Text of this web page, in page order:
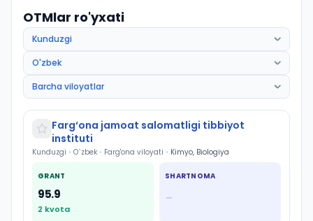
OTMlar ro'yxati
Farg‘ona jamoat salomatligi tibbiyot
instituti
Kunduzgi • O`zbek • Farg'ona viloyati • Kimyo, Biologiya
GRANT
95.9
2 kvota
SHARTNOMA
—